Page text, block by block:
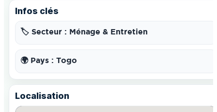
Infos clés
🏷️ Secteur : Ménage & Entretien
🌍 Pays : Togo
Localisation